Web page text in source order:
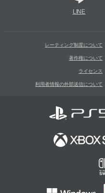
LINE
レーティング制度について
著作権について
ライセンス
利用者情報の外部送信について